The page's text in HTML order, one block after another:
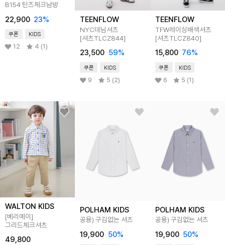
B154 틴즈체크남방
22,900 23%
쿠폰 KIDS
12 4 (1)
TEENFLOW
NYC데님셔츠
[셔츠TLCZ844]
23,500 59%
쿠폰 KIDS
9 5 (2)
TEENFLOW
TFW레이싱배색셔츠
[셔츠TLCZ840]
15,800 76%
쿠폰 KIDS
6 5 (1)
WALTON KIDS
[베리메이]
그리드체크셔츠
49,800
POLHAM KIDS
공용) 구김없는 셔츠
19,900 50%
POLHAM KIDS
공용) 구김없는 셔츠
19,900 50%